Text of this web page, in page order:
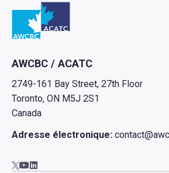
Retour à l'Accueil
AWCBC / ACATC
2749-161 Bay Street, 27th Floor
Toronto, ON M5J 2S1
Canada
Adresse électronique:
Aller à AWCBC / ACATC twitter in new tab
Aller à AWCBC / ACATC youtube in new tab